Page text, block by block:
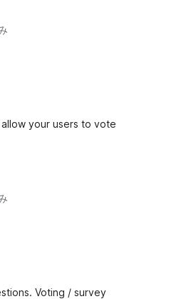
your users to vote
Voting / survey